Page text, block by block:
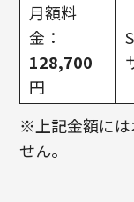
月額料
金：
128,700
円
※上記金額には
せん。